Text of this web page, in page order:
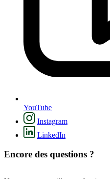
YouTube
Instagram
LinkedIn
Encore des questions ?